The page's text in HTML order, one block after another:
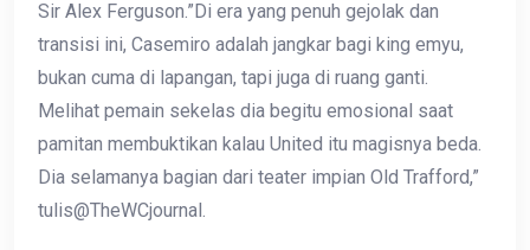
Sir Alex Ferguson.”Di era yang penuh gejolak dan
transisi ini, Casemiro adalah jangkar bagi king emyu,
bukan cuma di lapangan, tapi juga di ruang ganti.
Melihat pemain sekelas dia begitu emosional saat
pamitan membuktikan kalau United itu magisnya beda.
Dia selamanya bagian dari teater impian Old Trafford,”
tulis@TheWCjournal.